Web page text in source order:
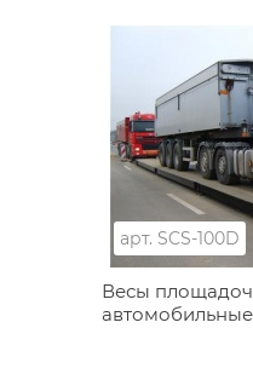
арт. SCS-100D
Весы
автомобильные